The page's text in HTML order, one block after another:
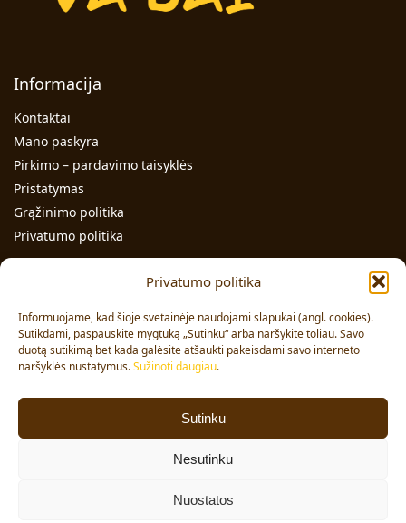
Privatumo politika
Informuojame, kad šioje svetainėje naudojami slapukai (angl. cookies).
Sutikdami, paspauskite mygtuką „Sutinku“ arba naršykite toliau. Savo
duotą sutikimą bet kada galėsite atšaukti pakeisdami savo interneto
naršyklės nustatymus.Sužinoti daugiau.
Sutinku
Nesutinku
Nuostatos
Informacija
Kontaktai
Mano paskyra
Pirkimo – pardavimo taisyklės
Pristatymas
Grąžinimo politika
Privatumo politika
Individualios veiklos pažymos Nr.: 991331
Adresas: Volungės g. 23-18, LT-63176, Alytus
Pardavimai:+370 608 91 653
Užsakymai:+370 678 36 453
Sekite mus
© 2024 VAJAI. Visos teisės saugomos.